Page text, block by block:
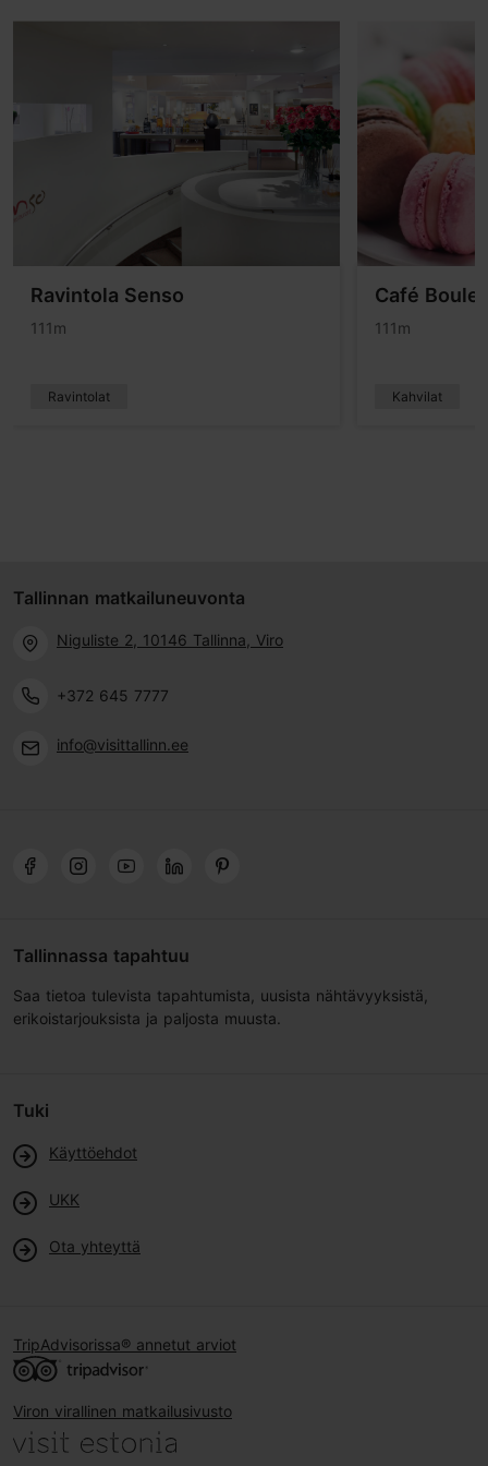
Ravintola Senso
111m
Ravintolat
Café
111m
Kahvilat
Tallinnan matkailuneuvonta
Niguliste 2, 10146 Tallinna, Viro
+372 645 7777
info@visittallinn.ee
Tallinnassa tapahtuu
Saa tietoa tulevista tapahtumista, uusista nähtävyyksistä,
erikoistarjouksista ja paljosta muusta.
Tuki
Käyttöehdot
UKK
Ota yhteyttä
TripAdvisorissa® annetut arviot
Viron virallinen matkailusivusto